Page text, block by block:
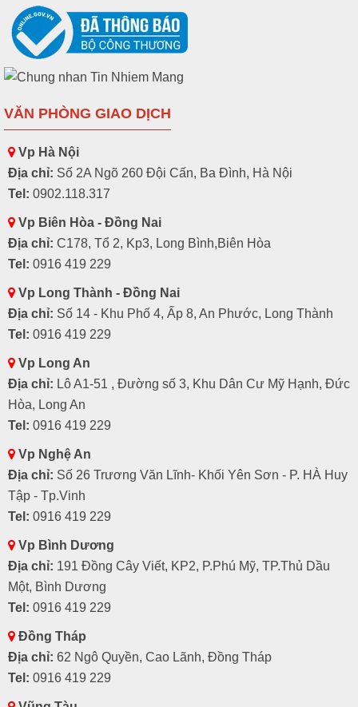
VĂN PHÒNG GIAO DỊCH
Vp Hà Nội
Địa chỉ: Số 2A Ngõ 260 Đội Cấn, Ba Đình, Hà Nội
Tel: 0902.118.317
Vp Biên Hòa - Đồng Nai
Địa chỉ: C178, Tổ 2, Kp3, Long Bình,Biên Hòa
Tel: 0916 419 229
Vp Long Thành - Đồng Nai
Địa chỉ: Số 14 - Khu Phố 4, Ấp 8, An Phước, Long Thành
Tel: 0916 419 229
Vp Long An
Địa chỉ: Lô A1-51 , Đường số 3, Khu Dân Cư Mỹ Hạnh, Đức
Hòa, Long An
Tel: 0916 419 229
Vp Nghệ An
Địa chỉ: Số 26 Trương Văn Lĩnh- Khối Yên Sơn - P. HÀ Huy
Tập - Tp.Vinh
Tel: 0916 419 229
Vp Bình Dương
Địa chỉ: 191 Đồng Cây Viết, KP2, P.Phú Mỹ, TP.Thủ Dầu
Một, Bình Dương
Tel: 0916 419 229
Đồng Tháp
Địa chỉ: 62 Ngô Quyền, Cao Lãnh, Đồng Tháp
Tel: 0916 419 229